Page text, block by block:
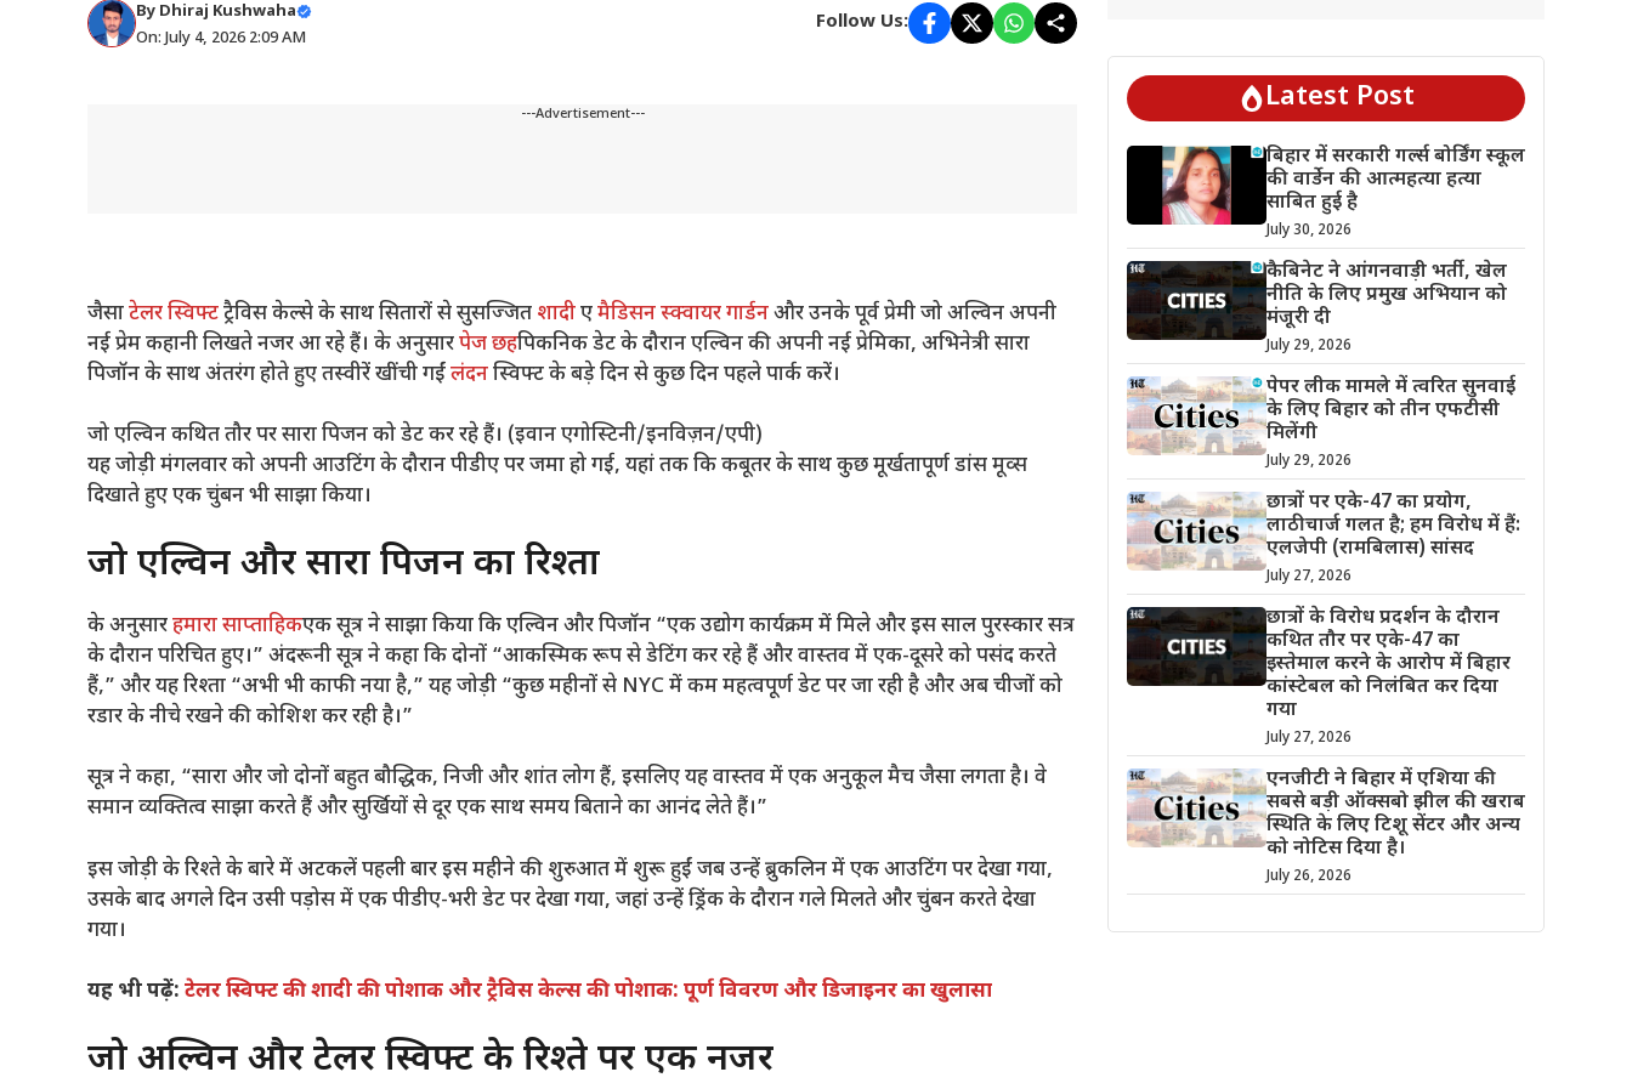
By Dhiraj Kushwaha
On: July 4, 2026 2:09 AM
Follow Us:
---Advertisement---
जैसाटेलर स्विफ्टट्रैविस केल्से के साथ सितारों से सुसज्जित शादीएमैडिसन स्क्वायर गार्डनऔर उनके पूर्व प्रेमी जो अल्विन अपनी
नई प्रेम कहानी लिखते नजर आ रहे हैं। के अनुसारपेज छहपिकनिक डेट के दौरान एल्विन की अपनी नई प्रेमिका, अभिनेत्री सारा
पिजॉन के साथ अंतरंग होते हुए तस्वीरें खींची गईंलंदनस्विफ्ट के बड़े दिन से कुछ दिन पहले पार्क करें।
जो एल्विन कथित तौर पर सारा पिजन को डेट कर रहे हैं। (इवान एगोस्टिनी/इनविज़न/एपी)
यह जोड़ी मंगलवार को अपनी आउटिंग के दौरान पीडीए पर जमा हो गई, यहां तक ​​कि कबूतर के साथ कुछ मूर्खतापूर्ण डांस मूव्स
दिखाते हुए एक चुंबन भी साझा किया।
जो एल्विन और सारा पिजन का रिश्ता
के अनुसारहमारा साप्ताहिकएक सूत्र ने साझा किया कि एल्विन और पिजॉन “एक उद्योग कार्यक्रम में मिले और इस साल पुरस्कार सत्र
के दौरान परिचित हुए।” अंदरूनी सूत्र ने कहा कि दोनों “आकस्मिक रूप से डेटिंग कर रहे हैं और वास्तव में एक-दूसरे को पसंद करते
हैं,” और यह रिश्ता “अभी भी काफी नया है,” यह जोड़ी “कुछ महीनों से NYC में कम महत्वपूर्ण डेट पर जा रही है और अब चीजों को
रडार के नीचे रखने की कोशिश कर रही है।”
सूत्र ने कहा, “सारा और जो दोनों बहुत बौद्धिक, निजी और शांत लोग हैं, इसलिए यह वास्तव में एक अनुकूल मैच जैसा लगता है। वे
समान व्यक्तित्व साझा करते हैं और सुर्खियों से दूर एक साथ समय बिताने का आनंद लेते हैं।”
इस जोड़ी के रिश्ते के बारे में अटकलें पहली बार इस महीने की शुरुआत में शुरू हुईं जब उन्हें ब्रुकलिन में एक आउटिंग पर देखा गया,
उसके बाद अगले दिन उसी पड़ोस में एक पीडीए-भरी डेट पर देखा गया, जहां उन्हें ड्रिंक के दौरान गले मिलते और चुंबन करते देखा
गया।
यह भी पढ़ें: टेलर स्विफ्ट की शादी की पोशाक और ट्रैविस केल्स की पोशाक: पूर्ण विवरण और डिजाइनर का खुलासा
जो अल्विन और टेलर स्विफ्ट के रिश्ते पर एक नजर
Latest Post
बिहार में सरकारी गर्ल्स बोर्डिंग स्कूल
की वार्डेन की आत्महत्या हत्या
साबित हुई है
July 30, 2026
कैबिनेट ने आंगनवाड़ी भर्ती, खेल
नीति के लिए प्रमुख अभियान को
मंजूरी दी
July 29, 2026
पेपर लीक मामले में त्वरित सुनवाई
के लिए बिहार को तीन एफटीसी
मिलेंगी
July 29, 2026
छात्रों पर एके-47 का प्रयोग,
लाठीचार्ज गलत है; हम विरोध में हैं:
एलजेपी (रामबिलास) सांसद
July 27, 2026
छात्रों के विरोध प्रदर्शन के दौरान
कथित तौर पर एके-47 का
इस्तेमाल करने के आरोप में बिहार
कांस्टेबल को निलंबित कर दिया
गया
July 27, 2026
एनजीटी ने बिहार में एशिया की
सबसे बड़ी ऑक्सबो झील की खराब
स्थिति के लिए टिशू सेंटर और अन्य
को नोटिस दिया है।
July 26, 2026